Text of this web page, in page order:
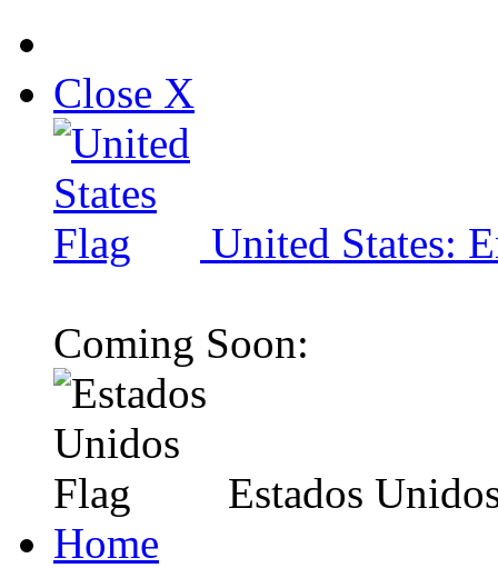
Close X
United States:
Coming Soon:
Estados
Home